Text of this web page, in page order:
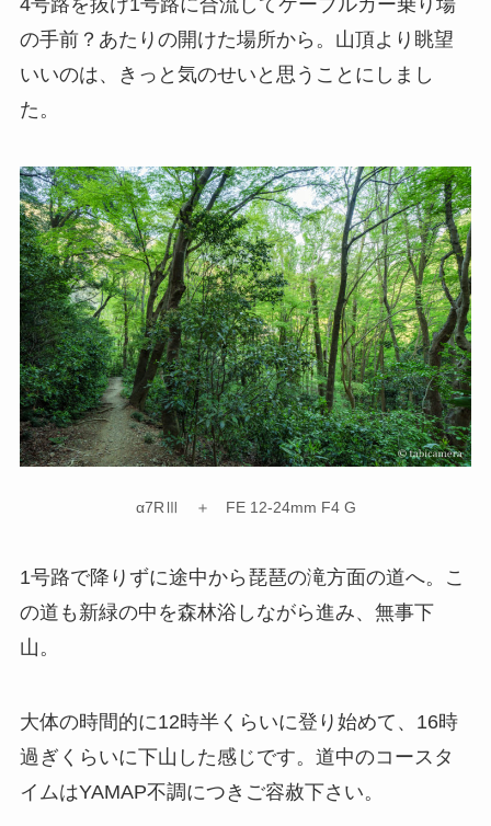
の手前？あたりの開けた場所から。山頂より眺望
いいのは、きっと気のせいと思うことにしまし
た。
α7RⅢ ＋ FE 12-24mm F4 G
1号路で降りずに途中から琵琶の滝方面の道へ。こ
の道も新緑の中を森林浴しながら進み、無事下
山。
大体の時間的に12時半くらいに登り始めて、16時
過ぎくらいに下山した感じです。道中のコースタ
イムはYAMAP不調につきご容赦下さい。